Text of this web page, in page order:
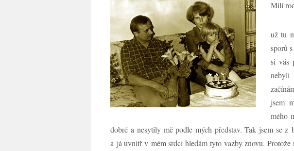
Milí
už tu
sporů
si vás
jsem
mého
dobré a nesytily mě podle mých představ. Tak jsem se z
a já uvnitř v mém srdci hledám tyto vazby znovu.